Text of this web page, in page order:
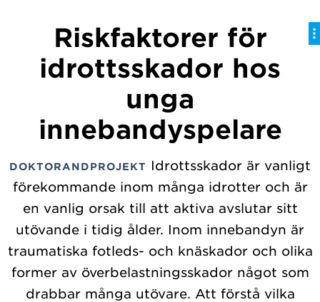
Riskfaktorer för
idrottsskador hos
unga
innebandyspelare
DOKTORANDPROJEKT Idrottsskador är vanligt
förekommande inom många idrotter och är
en vanlig orsak till att aktiva avslutar sitt
utövande i tidig ålder. Inom innebandyn är
traumatiska fotleds- och knäskador och olika
former av överbelastningsskador något som
drabbar många utövare. Att förstå vilka